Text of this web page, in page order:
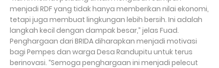
menjadi RDF yang tidak hanya memberikan nilai ekonomi,
tetapi juga membuat lingkungan lebih bersih. Ini adalah
langkah kecil dengan dampak besar,” jelas Fuad.
Penghargaan dari BRIDA diharapkan menjadi motivasi
bagi Pempes dan warga Desa Randupitu untuk terus
berinovasi. “Semoga penghargaan ini menjadi pelecut